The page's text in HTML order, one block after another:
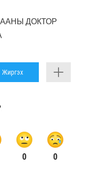
ДОКТОР
Жиргэх
0 0